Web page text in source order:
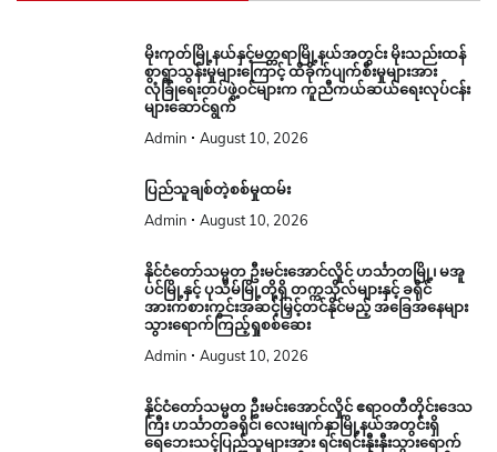
မိုးကုတ်မြို့နယ်နှင့်မတ္တရာမြို့နယ်အတွင်း မိုးသည်းထန်
စွာရွာသွန်းမှုများကြောင့် ထိခိုက်ပျက်စီးမှုများအား
လုံခြုံရေးတပ်ဖွဲ့ဝင်များက ကူညီကယ်ဆယ်ရေးလုပ်ငန်း
များဆောင်ရွက်
Admin August 10, 2026
ပြည်သူချစ်တဲ့စစ်မှုထမ်း
Admin August 10, 2026
နိုင်ငံတော်သမ္မတ ဦးမင်းအောင်လှိုင် ဟင်္သာတမြို့၊ မအူ
ပင်မြို့နှင့် ပုသိမ်မြို့တို့ရှိ တက္ကသိုလ်များနှင့် ခရိုင်
အားကစားကွင်းအဆင့်မြှင့်တင်နိုင်မည့် အခြေအနေများ
သွားရောက်ကြည့်ရှုစစ်ဆေး
Admin August 10, 2026
နိုင်ငံတော်သမ္မတ ဦးမင်းအောင်လှိုင် ဧရာဝတီတိုင်းဒေသ
ကြီး ဟင်္သာတခရိုင်၊ လေးမျက်နှာမြို့နယ်အတွင်းရှိ
ရေဘေးသင့်ပြည်သူများအား ရင်းရင်းနှီးနှီးသွားရောက်